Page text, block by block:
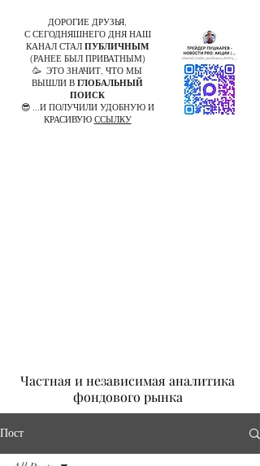
ДОРОГИЕ ДРУЗЬЯ,
С СЕГОДНЯШНЕГО ДНЯ НАШ
КАНАЛ СТАЛ ПУБЛИЧНЫМ
(РАНЕЕ БЫЛ ПРИВАТНЫМ)
🥳 ЭТО ЗНАЧИТ, ЧТО МЫ
ВЫШЛИ В ГЛОБАЛЬНЫЙ
ПОИСК
😎 ...И ПОЛУЧИЛИ УДОБНУЮ И
КРАСИВУЮ ССЫЛКУ
Частная и независимая аналитика
фондового рынка
Пост